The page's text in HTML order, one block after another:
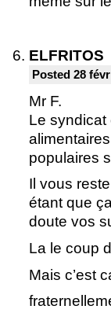
ELFRITOS
Posted 28
Mr F.
Le syndicat
populaires
Il vous
étant que
doute vos
La le coup
Mais c’est